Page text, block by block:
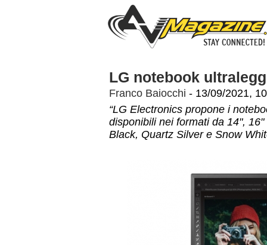
LG notebook
Franco Baiocchi - 13/09/2021,
“LG Electronics propone i
disponibili nei formati da 14",
Black, Quartz Silver e Snow